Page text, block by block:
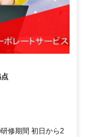
点
修期間 初日から2